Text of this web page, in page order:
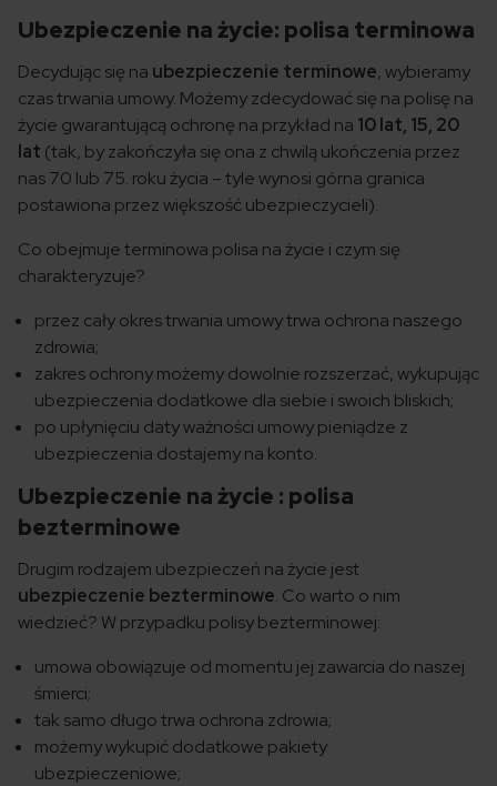
Ubezpieczenie na życie: polisa terminowa
Decydując się na ubezpieczenie terminowe, wybieramy
czas trwania umowy. Możemy zdecydować się na polisę na
życie gwarantującą ochronę na przykład na 10 lat, 15, 20
lat (tak, by zakończyła się ona z chwilą ukończenia przez
nas 70 lub 75. roku życia – tyle wynosi górna granica
postawiona przez większość ubezpieczycieli).
Co obejmuje terminowa polisa na życie i czym się
charakteryzuje?
przez cały okres trwania umowy trwa ochrona naszego
zdrowia;
zakres ochrony możemy dowolnie rozszerzać, wykupując
ubezpieczenia dodatkowe dla siebie i swoich bliskich;
po upłynięciu daty ważności umowy pieniądze z
ubezpieczenia dostajemy na konto.
Ubezpieczenie na życie : polisa
bezterminowe
Drugim rodzajem ubezpieczeń na życie jest
ubezpieczenie bezterminowe. Co warto o nim
wiedzieć? W przypadku polisy bezterminowej:
umowa obowiązuje od momentu jej zawarcia do naszej
śmierci;
tak samo długo trwa ochrona zdrowia;
możemy wykupić dodatkowe pakiety
ubezpieczeniowe;